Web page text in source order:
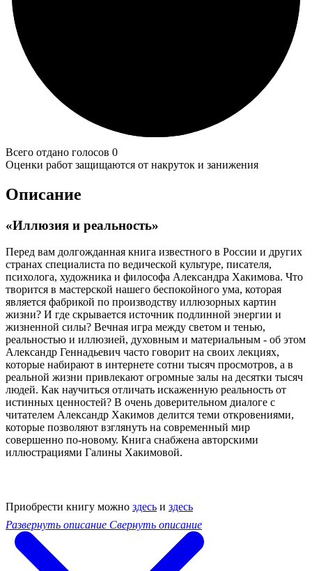
Всего отдано голосов 0
Оценки работ защищаются от накруток и занижения
Описание
«Иллюзия и реальность»
Перед вам долгожданная книга известного в России и других
странах специалиста по ведической культуре, писателя,
психолога, художника и философа Александра Хакимова. Что
творится в мастерской нашего беспокойного ума, которая
является фабрикой по производству иллюзорных картин
жизни? И где скрывается источник подлинной энергии и
жизненной силы? Вечная игра между светом и тенью,
реальностью и иллюзией, духовным и материальным - об этом
Александр Геннадьевич часто говорит на своих лекциях,
которые набирают в интернете сотни тысяч просмотров, а в
реальной жизни привлекают огромные залы на десятки тысяч
людей. Как научиться отличать искаженную реальность от
истинных ценностей? В очень доверительном диалоге с
читателем Александр Хакимов делится теми откровениями,
которые позволяют взглянуть на современный мир
совершенно по-новому. Книга снабжена авторскими
иллюстрациями Галины Хакимовой.
Приобрести книгу можно здесь и здесь
Развернуть описание Свернуть описание